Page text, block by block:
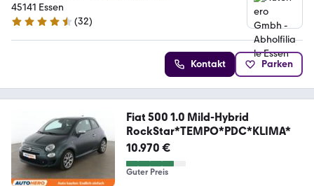
45141 Essen
4.7 Sterne
(32)
Kontakt Parken
Fiat 500 1.0 Mild-Hybrid
RockStar*TEMPO*PDC*KLIMA*
10.970 €
Guter Preis